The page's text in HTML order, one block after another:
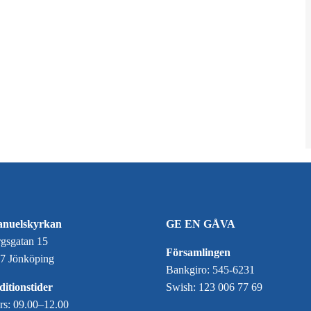
15
Jönköping
09.00–12.00
GE EN GÅVA
Församlingen
Bankgiro: 545-6231
Swish: 123 006 77 69